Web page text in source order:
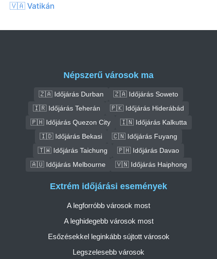
🇻🇦 Vatikán
Népszerű városok ma
🇿🇦 Időjárás Durban
🇿🇦 Időjárás Soweto
🇮🇷 Időjárás Teherán
🇵🇰 Időjárás Hiderábád
🇵🇭 Időjárás Quezon City
🇮🇳 Időjárás Kalkutta
🇮🇩 Időjárás Bekasi
🇨🇳 Időjárás Fuyang
🇹🇼 Időjárás Taichung
🇵🇭 Időjárás Davao
🇦🇺 Időjárás Melbourne
🇻🇳 Időjárás Haiphong
Extrém időjárási események
A legforróbb városok most
A leghidegebb városok most
Esőzésekkel leginkább sújtott városok
Legszelesebb városok